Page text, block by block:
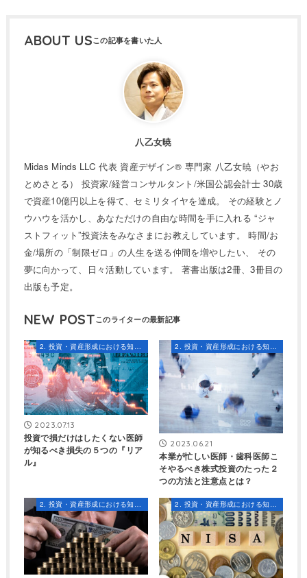
ABOUT US
八乙女暁
Midas Minds LLC 代表 資産デザイン® 専門家 八乙女暁（やお
とめさとる） 投資家/経営コンサルタント/米国公認会計士 30歳
で資産10億円以上を得て、セミリタイヤを達成。 その経験とノ
ウハウを活かし、あなただけの自由な時間を手に入れる “ジャ
ストフィット”投資法をみなさまにお教えしています。 時間/お
金/場所の「制限ゼロ」の人生を送る仲間を増やしたい、 その
夢に向かって、日々活動しています。 著書出版は2冊、3冊目の
出版も予定。
NEW POST
2. 投資・資産形成における知識とスキル
2023.07.13
投資で損だけはしたくない医師
が知るべき損失の５つの『リア
ル』
2. 投資・資産形成における知識とスキル
2023.06.21
本業が忙しい医師・歯科医師こ
そやるべき株式投資のたった２
つの方法と注意点とは？
2. 投資・資産形成における知識とスキル 2. 投資・資産形成における知識とスキル